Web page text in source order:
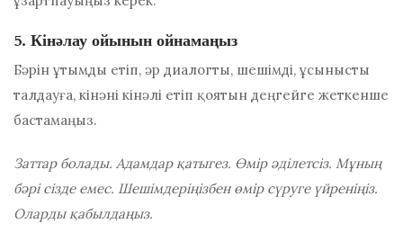
5. Кінәлау ойынын ойнамаңыз
Бәрін ұтымды етіп, әр диалогты, шешімді, ұсынысты
талдауға, кінәні кінәлі етіп қоятын деңгейге жеткенше
бастамаңыз.
Заттар болады. Адамдар қатыгез. Өмір әділетсіз. Мұның
бәрі сізде емес. Шешімдеріңізбен өмір сүруге үйреніңіз.
Оларды қабылдаңыз.